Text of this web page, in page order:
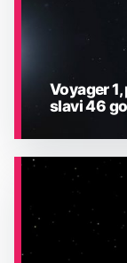
Voyager
slavi 46